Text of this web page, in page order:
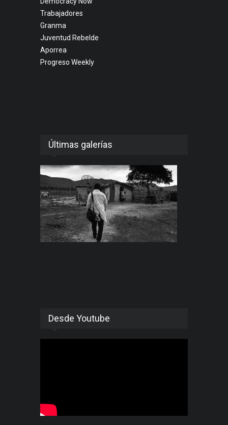
Trabajadores
Granma
Juventud Rebelde
Aporrea
Progreso Weekly
Últimas galerías
Desde Youtube